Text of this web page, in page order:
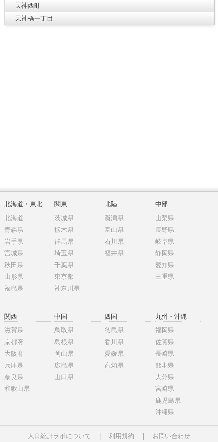
天神西町
天神橋一丁目
北海道・東北
北海道
青森県
岩手県
宮城県
秋田県
山形県
福島県
関東
茨城県
栃木県
群馬県
埼玉県
千葉県
東京都
神奈川県
北陸
新潟県
富山県
石川県
福井県
中部
山梨県
長野県
岐阜県
静岡県
愛知県
三重県
関西
滋賀県
京都府
大阪府
兵庫県
奈良県
和歌山県
中国
鳥取県
島根県
岡山県
広島県
山口県
四国
徳島県
香川県
愛媛県
高知県
九州・沖縄
福岡県
佐賀県
長崎県
熊本県
大分県
宮崎県
鹿児島県
沖縄県
人口統計ラボについて 利用規約 お問い合わせ